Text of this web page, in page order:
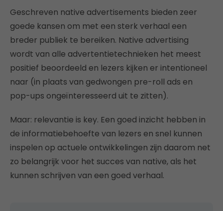
Geschreven native advertisements bieden zeer
goede kansen om met een sterk verhaal een
breder publiek te bereiken. Native advertising
wordt van alle advertentietechnieken het meest
positief beoordeeld en lezers kijken er intentioneel
naar (in plaats van gedwongen pre-roll ads en
pop-ups ongeïnteresseerd uit te zitten).
Maar: relevantie is key. Een goed inzicht hebben in
de informatiebehoefte van lezers en snel kunnen
inspelen op actuele ontwikkelingen zijn daarom net
zo belangrijk voor het succes van native, als het
kunnen schrijven van een goed verhaal.